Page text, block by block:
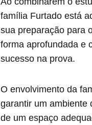
família Furtado está
sua preparação para
forma aprofundada e
sucesso na prova.
O envolvimento da
garantir um ambiente
de um espaço